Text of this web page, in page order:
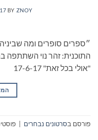
BY ZNOY
התוכנית: זהר נוי השתתפה
"אולי בכל זאת" 17-6-17
פורסם בסרטונים נבחרים